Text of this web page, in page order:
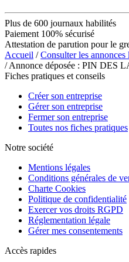
Plus de 600 journaux habilités
Paiement 100% sécurisé
Attestation de parution pour le
Accueil /Consulter les annonces
/ Annonce déposée : PIN DES
Fiches pratiques et conseils
Créer son entreprise
Gérer son entreprise
Fermer son entreprise
Toutes nos fiches pratiques
Notre société
Mentions légales
Conditions générales de
Charte Cookies
Politique de confidentialité
Exercer vos droits RGPD
Réglementation légale
Gérer mes consentements
Accès rapides